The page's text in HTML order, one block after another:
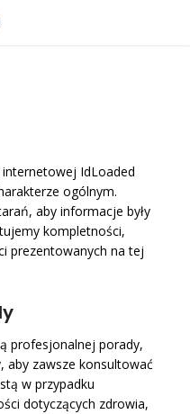
IdLoaded
ogólnym.
aby informacje były
kompletności,
prezentowanych na tej
profesjonalnej porady,
aby zawsze konsultować
w przypadku
dotyczących zdrowia,